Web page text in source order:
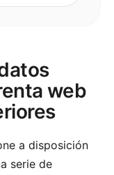
web
a disposición
serie de